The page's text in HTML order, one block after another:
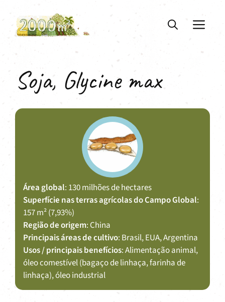
Soja, Glycine max
Área global: 130 milhões de hectares
Superfície nas terras agrícolas do Campo Global:
157 m² (7,93%)
Região de origem: China
Principais áreas de cultivo: Brasil, EUA, Argentina
Usos / principais benefícios: Alimentação animal,
óleo comestível (bagaço de linhaça, farinha de
linhaça), óleo industrial